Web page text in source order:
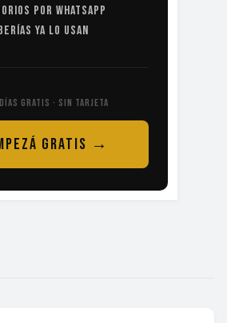
POR WHATSAPP
YA LO USAN
GRATIS · SIN TARJETA
GRATIS →